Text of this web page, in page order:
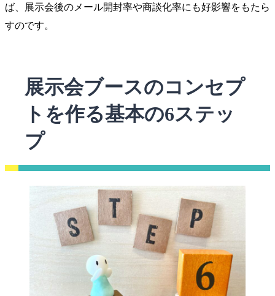
ば、展示会後のメール開封率や商談化率にも好影響をもたら
すのです。
展示会ブースのコンセプ
トを作る基本の6ステッ
プ